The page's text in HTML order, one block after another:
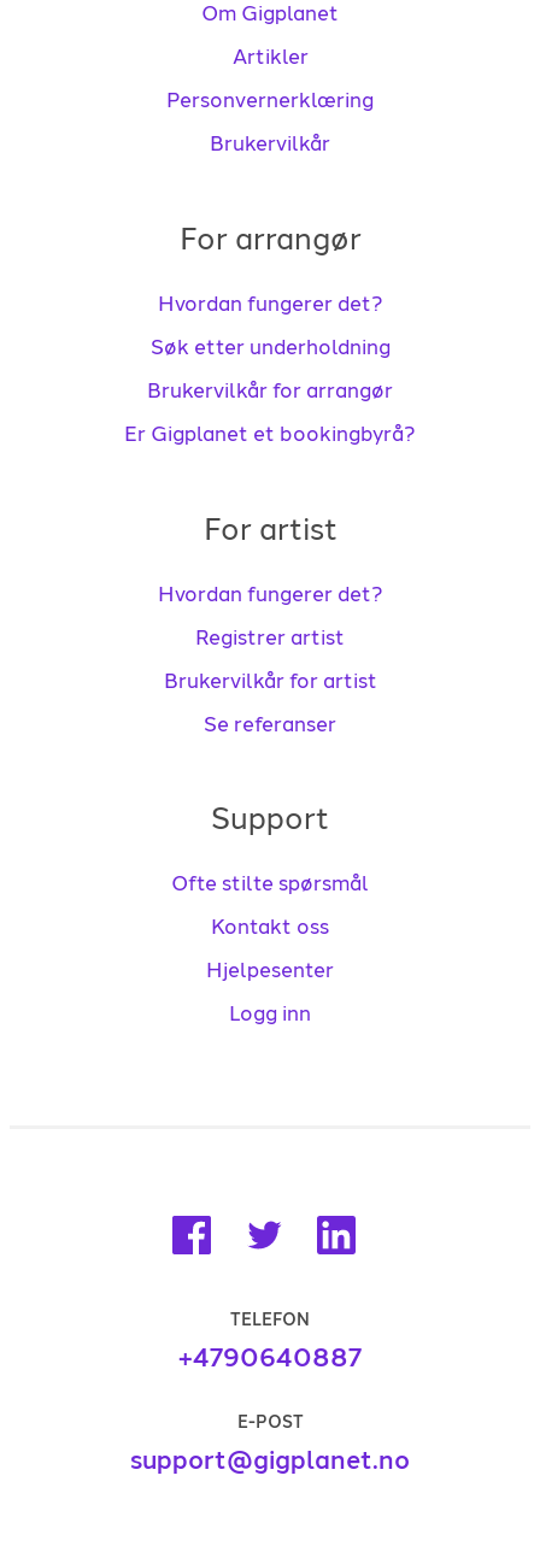
Om Gigplanet
Artikler
Personvernerklæring
Brukervilkår
For arrangør
Hvordan fungerer det?
Søk etter underholdning
Brukervilkår for arrangør
Er Gigplanet et bookingbyrå?
For artist
Hvordan fungerer det?
Registrer artist
Brukervilkår for artist
Se referanser
Support
Ofte stilte spørsmål
Kontakt oss
Hjelpesenter
Logg inn
TELEFON
+4790640887
E-POST
support@gigplanet.no